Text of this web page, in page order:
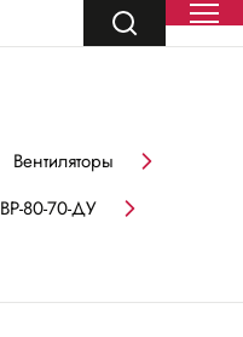
Вентиляторы
ВР-80-70-ДУ